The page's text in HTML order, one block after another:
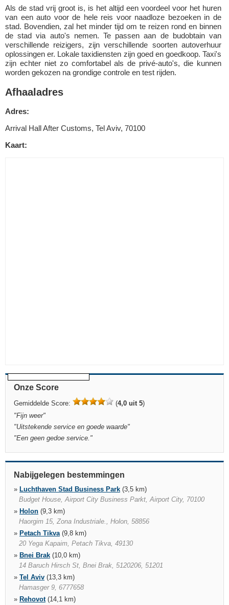
Als de stad vrij groot is, is het altijd een voordeel voor het huren
van een auto voor de hele reis voor naadloze bezoeken in de
stad. Bovendien, zal het minder tijd om te reizen rond en binnen
de stad via auto's nemen. Te passen aan de budobtain van
verschillende reizigers, zijn verschillende soorten autoverhuur
oplossingen er. Lokale taxidiensten zijn goed en goedkoop. Taxi's
zijn echter niet zo comfortabel als de privé-auto's, die kunnen
worden gekozen na grondige controle en test rijden.
Afhaaladres
Adres:
Arrival Hall After Customs, Tel Aviv, 70100
Kaart:
Onze Score
Gemiddelde Score: (4,0 uit 5)
"Fijn weer"
"Uitstekende service en goede waarde"
"Een geen gedoe service. "
Nabijgelegen bestemmingen
» Luchthaven Stad Business Park (3,5 km)
Budget House, Airport City Business Parkt, Airport City, 70100
» Holon (9,3 km)
Haorgim 15, Zona Industriale., Holon, 58856
» Petach Tikva(9,8 km)
20 Yega Kapaim, Petach Tikva, 49130
» Bnei Brak (10,0 km)
14 Baruch Hirsch St, Bnei Brak, 5120206, 51201
» Tel Aviv (13,3 km)
Hamasger 9, 6777658
» Rehovot(14,1 km)